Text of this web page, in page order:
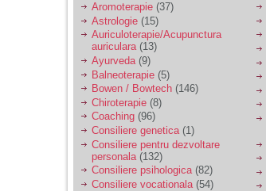
Sunt casatorita, am
31 de ani si un copil in
varsta de 2 ani care
mi-e lumina ochilor.
De ceva timp simt ca
mi s-a adunat
oboseala, o oboseala
cronica de care nu pot
scapa si simt ca din
cauza ei nu pot
controla nervii si
cateodata are copilul
de suferit.
Aromoterapie (37)
Astrologie (15)
Auriculoterapie/Acupunctura
auriculara(13)
Ayurveda(9)
Balneoterapie (5)
Bowen / Bowtech (146)
Chiroterapie (8)
Coaching (96)
Consiliere genetica(1)
Consiliere pentru dezvoltare
personala (132)
Consiliere psihologica(82)
Consiliere vocationala (54)